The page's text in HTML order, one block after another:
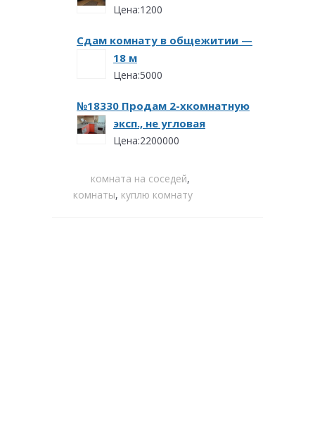
Цена:1200
Сдам комнату в общежитии —
18 м
Цена:5000
№18330 Продам 2-хкомнатную
эксп., не угловая
Цена:2200000
комната на соседей,
комнаты, куплю комнату